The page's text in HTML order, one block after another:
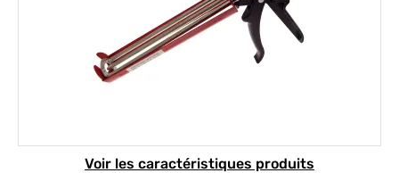
Element 1 sur 1
Voir les caractéristiques produits